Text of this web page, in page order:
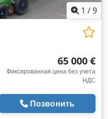
1 /9
65 000 €
Фиксированная цена без учета
НДС
Позвонить